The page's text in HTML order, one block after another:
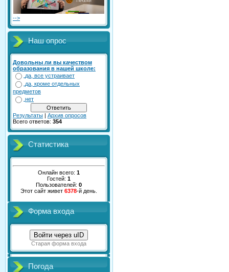
-->
Наш опрос
Довольны ли вы качеством
образования в нашей школе:
да, все устраивает
да, кроме отдельных
предметов
нет
Результаты | Архив опросов
Всего ответов: 354
Статистика
Онлайн всего: 1
Гостей: 1
Пользователей: 0
Этот сайт живет 6378-й день.
Форма входа
Войти через uID
Старая форма входа
Погода